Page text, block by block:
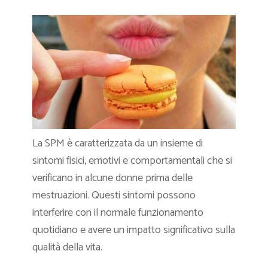
La SPM è caratterizzata da un insieme di
sintomi fisici, emotivi e comportamentali che si
verificano in alcune donne prima delle
mestruazioni. Questi sintomi possono
interferire con il normale funzionamento
quotidiano e avere un impatto significativo sulla
qualità della vita.